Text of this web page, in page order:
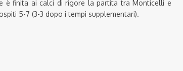
è finita ai calci di rigore la partita tra Monticelli e
5-7 (3-3 dopo i tempi supplementari).